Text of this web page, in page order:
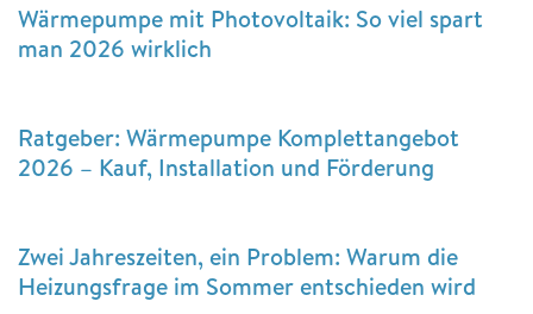
Wärmepumpe mit Photovoltaik: So viel spart
man 2026 wirklich
Ratgeber: Wärmepumpe Komplettangebot
2026 – Kauf, Installation und Förderung
Zwei Jahreszeiten, ein Problem: Warum die
Heizungsfrage im Sommer entschieden wird